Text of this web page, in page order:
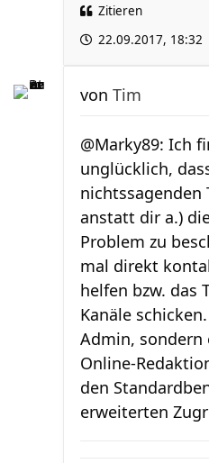
Zitieren
22.09.2017, 18:32
von Tim
@Marky89: Ich
unglücklich,
nichtssagenden
anstatt dir a.)
Problem zu
mal direkt
helfen bzw. das
Kanäle
Admin,
Online-
den
erweiterten